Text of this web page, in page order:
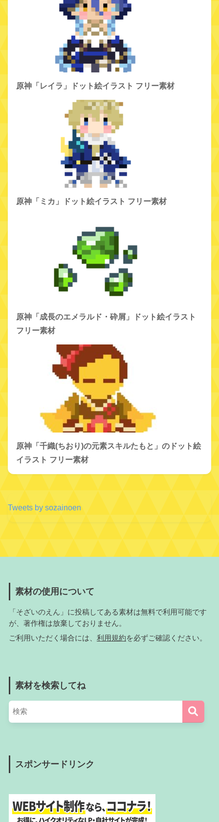
原神「レイラ」ドット絵イラスト フリー素材
原神「ミカ」ドット絵イラスト フリー素材
原神「成長のエメラルド・砕屑」ドット絵イラスト
フリー素材
原神「千織(ちおり)の元素スキルたもと」のドット絵
イラスト フリー素材
Tweets by sozainoen
素材の使用について
「そざいのえん」に投稿してある素材は無料で利用可能です
が、著作権は放棄しておりません。
ご利用いただく場合には、 利用規約を必ずご確認ください。
素材を検索してね
スポンサードリンク